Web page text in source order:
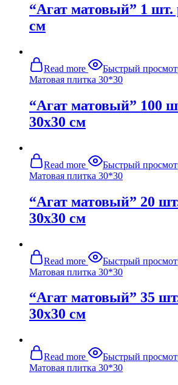
“Агат матовый” 1 шт.
см
Read more Быстрый
Матовая плитка 30*30
“Агат матовый” 100
30х30 см
Read more Быстрый
Матовая плитка 30*30
“Агат матовый” 20
30х30 см
Read more Быстрый
Матовая плитка 30*30
“Агат матовый” 35
30х30 см
Read more Быстрый
Матовая плитка 30*30